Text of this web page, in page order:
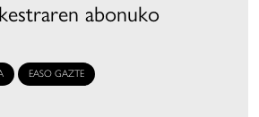
abonuko
EASO GAZTE